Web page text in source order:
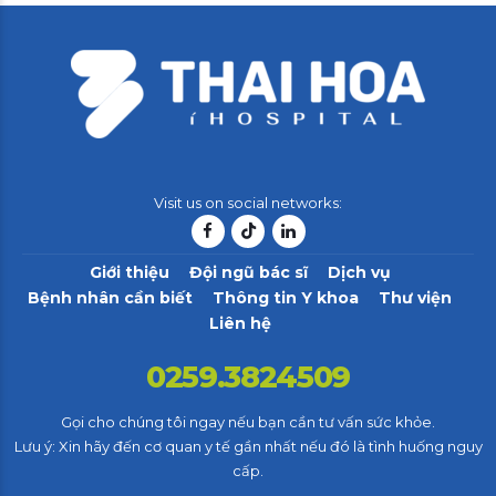
8
9
5
6
9
0
Visit us on social networks:
Giới thiệu Đội ngũ bác sĩ
Dịch vụ
Bệnh nhân cần biết
Thông tin Y khoa
Thư viện
Liên hệ
0259.3824509
Gọi cho chúng tôi ngay nếu bạn cần tư vấn sức khỏe.
Lưu ý: Xin hãy đến cơ quan y tế gần nhất nếu đó là tình huống nguy
cấp.